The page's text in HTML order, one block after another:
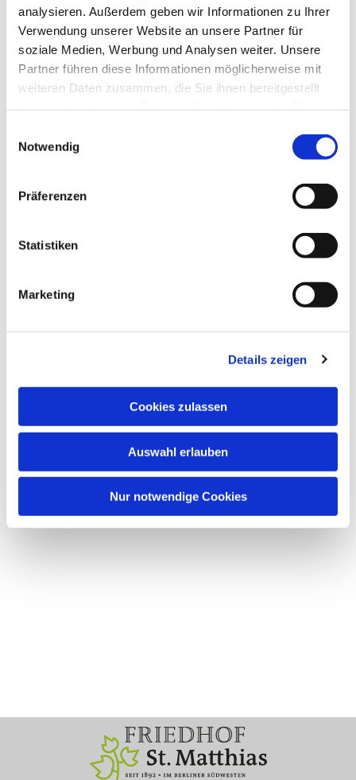
analysieren. Außerdem geben wir Informationen zu Ihrer
Verwendung unserer Website an unsere Partner für
soziale Medien, Werbung und Analysen weiter. Unsere
Partner führen diese Informationen möglicherweise mit
weiteren Daten zusammen, die Sie ihnen bereitgestellt
Notwendig
Präferenzen
Statistiken
Marketing
Details zeigen
Cookies zulassen
Auswahl erlauben
Nur notwendige Cookies